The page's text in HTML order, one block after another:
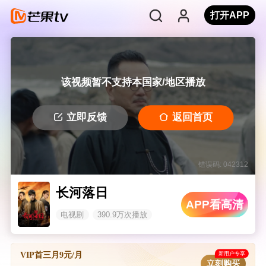
打开APP
该视频暂不支持本国家/地区播放
立即反馈 返回首页
错误码: 042312
长河落日
电视剧 390.9万次播放
APP看高清
VIP首三月9元/月 新用户专享
立刻购买